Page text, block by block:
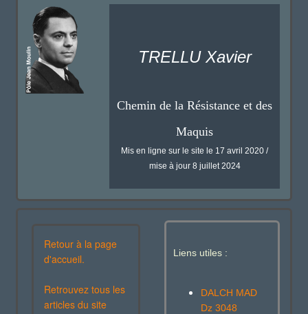
TRELLU Xavier
Chemin de la Résistance et des
Maquis
Mis en ligne sur le site le 17 avril 2020 /
mise à jour 8 juillet 2024
Retour à la page
d'accueil.
Retrouvez tous les
articles du site
Liens utiles :
DALCH MAD
Dz 3048